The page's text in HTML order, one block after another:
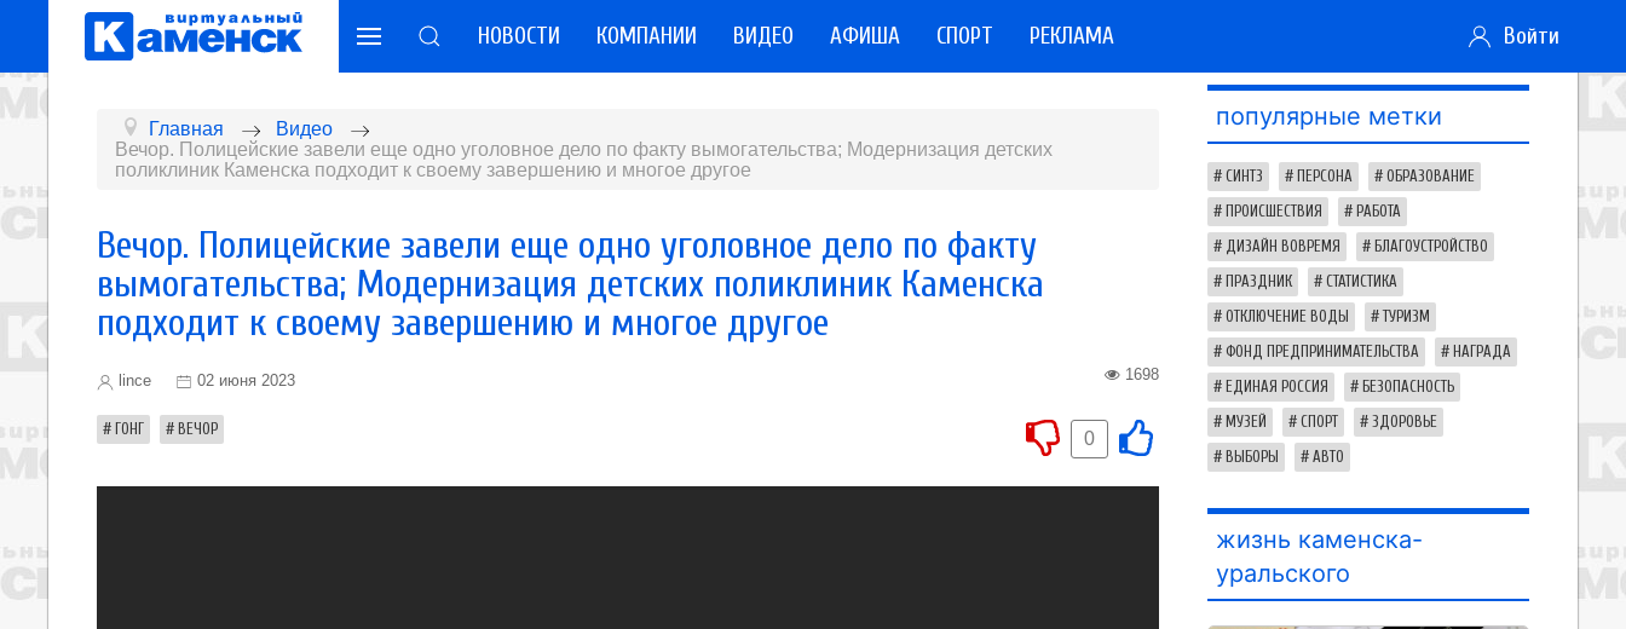
НОВОСТИ КОМПАНИИ ВИДЕО АФИША СПОРТ РЕКЛАМА Войти
Главная
Видео
Вечор. Полицейские завели еще одно уголовное дело по факту вымогательства; Модернизация детских
поликлиник Каменска подходит к своему завершению и многое другое
Вечор. Полицейские завели еще одно уголовное дело по факту
вымогательства; Модернизация детских поликлиник Каменска
подходит к своему завершению и многое другое
lince 02 июня 2023 1698
ГОНГ ВЕЧОР 0
популярные метки
СИНТЗ ПЕРСОНА ОБРАЗОВАНИЕ
ПРОИСШЕСТВИЯ РАБОТА
ДИЗАЙН ВОВРЕМЯ БЛАГОУСТРОЙСТВО
ПРАЗДНИК СТАТИСТИКА
ОТКЛЮЧЕНИЕ ВОДЫ ТУРИЗМ
ФОНД ПРЕДПРИНИМАТЕЛЬСТВА НАГРАДА
ЕДИНАЯ РОССИЯ БЕЗОПАСНОСТЬ
МУЗЕЙ СПОРТ ЗДОРОВЬЕ
ВЫБОРЫ АВТО
жизнь каменска-
уральского